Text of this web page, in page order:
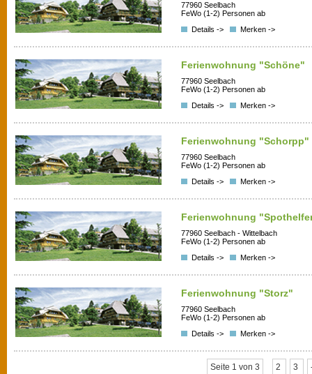
77960 Seelbach
FeWo (1-2) Personen ab
Details ->
Merken ->
Ferienwohnung "Schöne"
77960 Seelbach
FeWo (1-2) Personen ab
Details ->
Merken ->
Ferienwohnung "Schorpp"
77960 Seelbach
FeWo (1-2) Personen ab
Details ->
Merken ->
Ferienwohnung
77960 Seelbach - Wittelbach
FeWo (1-2) Personen ab
Details ->
Merken ->
Ferienwohnung "Storz"
77960 Seelbach
FeWo (1-2) Personen ab
Details ->
Merken ->
Seite 1 von 3 2 3